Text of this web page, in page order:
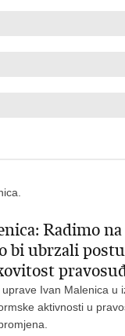
Radimo
bi ubrzali
Ivan Malenica u
aktivnosti u